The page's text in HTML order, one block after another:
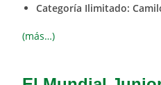
Categoría Ilimitado:
(más…)